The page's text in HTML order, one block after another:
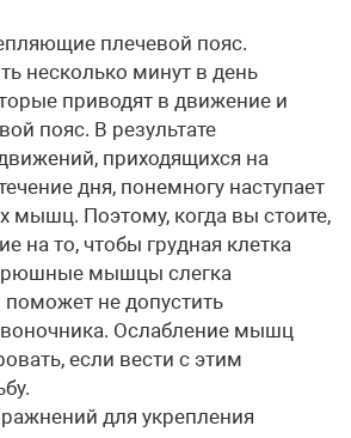
плечевой пояс.
несколько минут в день
приводят в движение и
пояс. В результате
приходящихся на
дня, понемногу наступает
мышц. Поэтому, когда вы стоите,
на то, чтобы грудная клетка
мышцы слегка
не допустить
Ослабление мышц
если вести с этим
для укрепления